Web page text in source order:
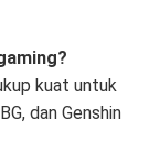
kuat untuk
dan Genshin